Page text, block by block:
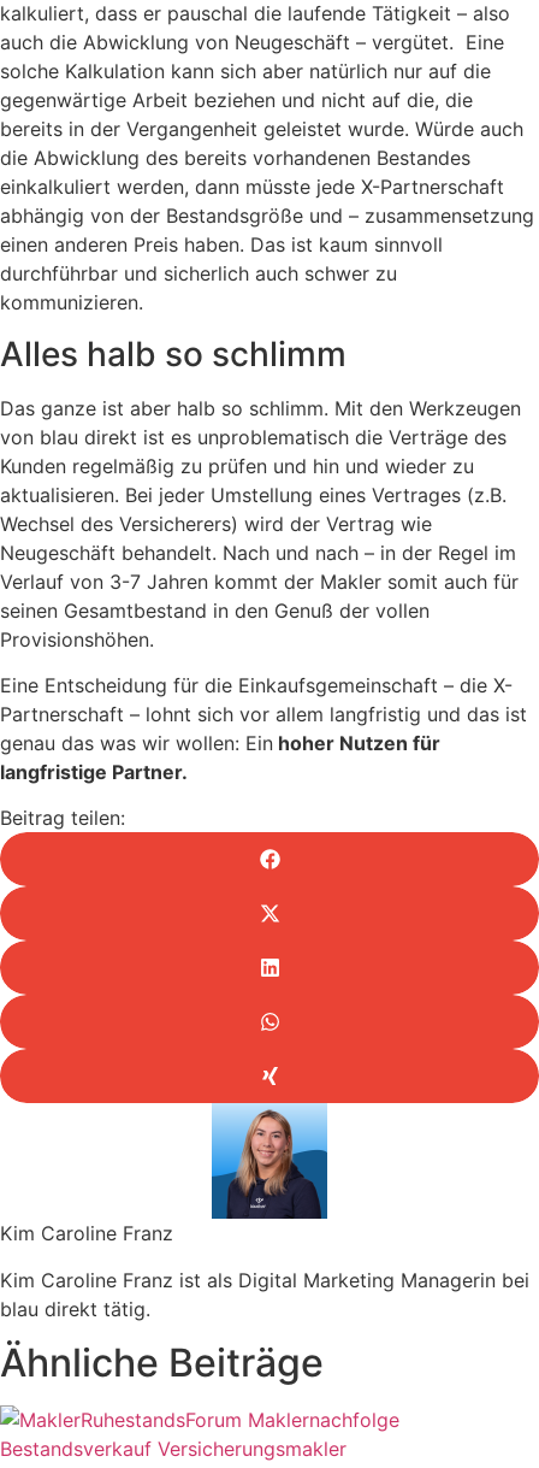
kalkuliert, dass er pauschal die laufende Tätigkeit – also
auch die Abwicklung von Neugeschäft – vergütet. Eine
solche Kalkulation kann sich aber natürlich nur auf die
gegenwärtige Arbeit beziehen und nicht auf die, die
bereits in der Vergangenheit geleistet wurde. Würde auch
die Abwicklung des bereits vorhandenen Bestandes
einkalkuliert werden, dann müsste jede X-Partnerschaft
abhängig von der Bestandsgröße und – zusammensetzung
einen anderen Preis haben. Das ist kaum sinnvoll
durchführbar und sicherlich auch schwer zu
kommunizieren.
Alles halb so schlimm
Das ganze ist aber halb so schlimm. Mit den Werkzeugen
von blau direkt ist es unproblematisch die Verträge des
Kunden regelmäßig zu prüfen und hin und wieder zu
aktualisieren. Bei jeder Umstellung eines Vertrages (z.B.
Wechsel des Versicherers) wird der Vertrag wie
Neugeschäft behandelt. Nach und nach – in der Regel im
Verlauf von 3-7 Jahren kommt der Makler somit auch für
seinen Gesamtbestand in den Genuß der vollen
Provisionshöhen.
Eine Entscheidung für die Einkaufsgemeinschaft – die X-
Partnerschaft – lohnt sich vor allem langfristig und das ist
genau das was wir wollen: Ein hoher Nutzen für
langfristige Partner.
Beitrag teilen:
Kim Caroline Franz
Kim Caroline Franz ist als Digital Marketing Managerin bei
blau direkt tätig.
Ähnliche Beiträge